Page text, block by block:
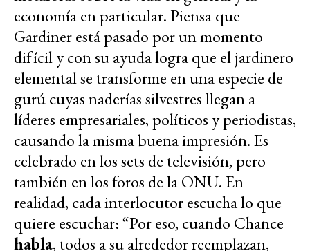
economía en particular. Piensa que
Gardiner está pasado por un momento
difícil y con su ayuda logra que el jardinero
elemental se transforme en una especie de
gurú cuyas naderías silvestres llegan a
líderes empresariales, políticos y periodistas,
causando la misma buena impresión. Es
celebrado en los sets de televisión, pero
también en los foros de la ONU. En
realidad, cada interlocutor escucha lo que
quiere escuchar: “Por eso, cuando Chance
habla, todos a su alrededor reemplazan,